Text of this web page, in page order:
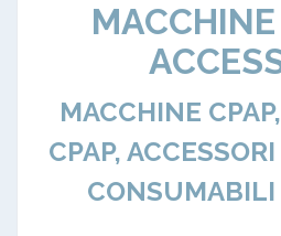
MACCHINE
CPAP,
CONSUMABILI